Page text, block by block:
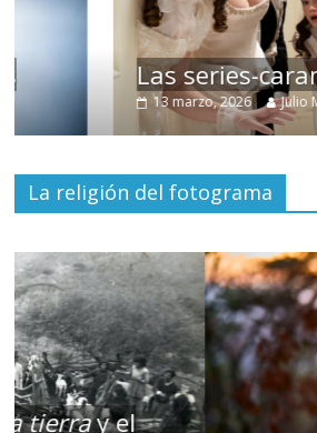
Las series-caramelos
13 marzo, 2026 Julio Martínez Molina
La religión del fotograma